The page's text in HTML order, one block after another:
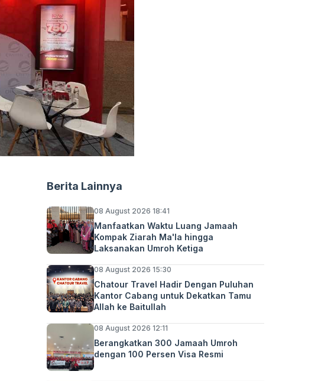
Berita Lainnya
08 August 2026 18:41
Manfaatkan Waktu Luang Jamaah
Kompak Ziarah Ma'la hingga
Laksanakan Umroh Ketiga
08 August 2026 15:30
Chatour Travel Hadir Dengan Puluhan
Kantor Cabang untuk Dekatkan Tamu
Allah ke Baitullah
08 August 2026 12:11
Berangkatkan 300 Jamaah Umroh
dengan 100 Persen Visa Resmi